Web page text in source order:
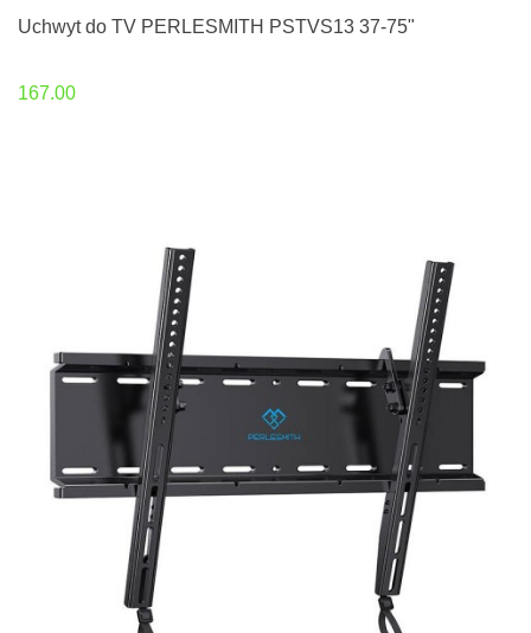
Uchwyt do TV PERLESMITH PSTVS13 37-75"
167.00